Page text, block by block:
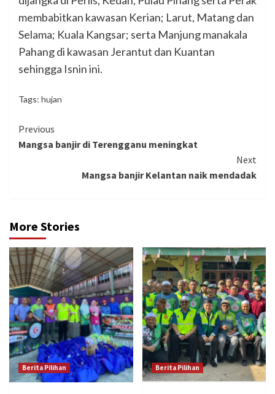
membabitkan kawasan Kerian; Larut, Matang dan
Selama; Kuala Kangsar; serta Manjung manakala
Pahang di kawasan Jerantut dan Kuantan
sehingga Isnin ini.
Tags: hujan
Continue
Reading
Previous
Mangsa banjir di Terengganu meningkat
Next
Mangsa banjir Kelantan naik mendadak
More Stories
Berita Pilihan Berita Pilihan